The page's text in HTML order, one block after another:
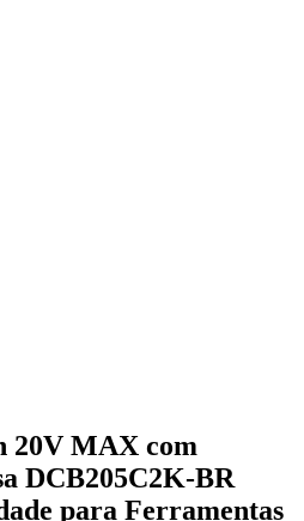
20V MAX com
DCB205C2K-BR
para Ferramentas